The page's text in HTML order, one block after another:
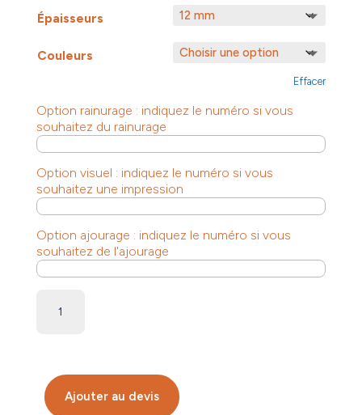
Épaisseurs
Couleurs
Effacer
Option rainurage : indiquez le numéro si vous
souhaitez du rainurage
Option visuel : indiquez le numéro si vous
souhaitez une impression
Option ajourage : indiquez le numéro si vous
souhaitez de l'ajourage
Ajouter au devis